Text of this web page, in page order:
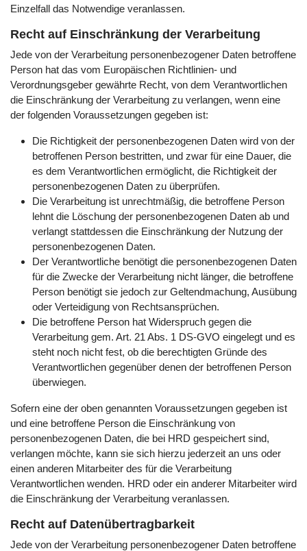
Einzelfall das Notwendige veranlassen.
Recht auf Einschränkung der Verarbeitung
Jede von der Verarbeitung personenbezogener Daten betroffene
Person hat das vom Europäischen Richtlinien- und
Verordnungsgeber gewährte Recht, von dem Verantwortlichen
die Einschränkung der Verarbeitung zu verlangen, wenn eine
der folgenden Voraussetzungen gegeben ist:
Die Richtigkeit der personenbezogenen Daten wird von der
betroffenen Person bestritten, und zwar für eine Dauer, die
es dem Verantwortlichen ermöglicht, die Richtigkeit der
personenbezogenen Daten zu überprüfen.
Die Verarbeitung ist unrechtmäßig, die betroffene Person
lehnt die Löschung der personenbezogenen Daten ab und
verlangt stattdessen die Einschränkung der Nutzung der
personenbezogenen Daten.
Der Verantwortliche benötigt die personenbezogenen Daten
für die Zwecke der Verarbeitung nicht länger, die betroffene
Person benötigt sie jedoch zur Geltendmachung, Ausübung
oder Verteidigung von Rechtsansprüchen.
Die betroffene Person hat Widerspruch gegen die
Verarbeitung gem. Art. 21 Abs. 1 DS-GVO eingelegt und es
steht noch nicht fest, ob die berechtigten Gründe des
Verantwortlichen gegenüber denen der betroffenen Person
überwiegen.
Sofern eine der oben genannten Voraussetzungen gegeben ist
und eine betroffene Person die Einschränkung von
personenbezogenen Daten, die bei HRD gespeichert sind,
verlangen möchte, kann sie sich hierzu jederzeit an uns oder
einen anderen Mitarbeiter des für die Verarbeitung
Verantwortlichen wenden. HRD oder ein anderer Mitarbeiter wird
die Einschränkung der Verarbeitung veranlassen.
Recht auf Datenübertragbarkeit
Jede von der Verarbeitung personenbezogener Daten betroffene